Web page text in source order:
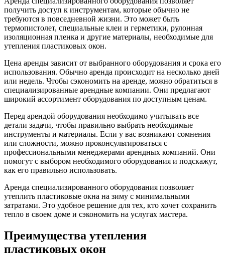
получить доступ к инструментам, которые обычно не
требуются в повседневной жизни. Это может быть
термопистолет, специальные клеи и герметики, рулонная
изоляционная пленка и другие материалы, необходимые для
утепления пластиковых окон.
Цена аренды зависит от выбранного оборудования и срока его
использования. Обычно аренда происходит на несколько дней
или недель. Чтобы сэкономить на аренде, можно обратиться в
специализированные арендные компании. Они предлагают
широкий ассортимент оборудования по доступным ценам.
Перед арендой оборудования необходимо учитывать все
детали задачи, чтобы правильно выбрать необходимые
инструменты и материалы. Если у вас возникают сомнения
или сложности, можно проконсультироваться с
профессиональными менеджерами арендных компаний. Они
помогут с выбором необходимого оборудования и подскажут,
как его правильно использовать.
Аренда специализированного оборудования позволяет
утеплить пластиковые окна на зиму с минимальными
затратами. Это удобное решение для тех, кто хочет сохранить
тепло в своем доме и сэкономить на услугах мастера.
Преимущества утепления
пластиковых окон